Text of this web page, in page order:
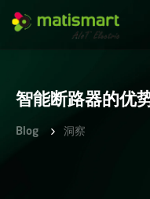
M
A智能断路器的优
Blog 洞察